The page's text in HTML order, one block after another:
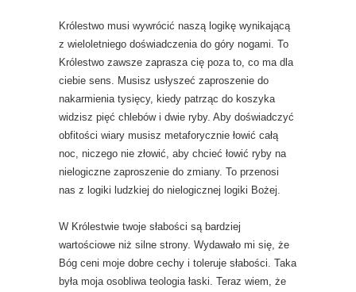
Królestwo musi wywrócić naszą logikę wynikającą
z wieloletniego doświadczenia do góry nogami. To
Królestwo zawsze zaprasza cię poza to, co ma dla
ciebie sens. Musisz usłyszeć zaproszenie do
nakarmienia tysięcy, kiedy patrząc do koszyka
widzisz pięć chlebów i dwie ryby. Aby doświadczyć
obfitości wiary musisz metaforycznie łowić całą
noc, niczego nie złowić, aby chcieć łowić ryby na
nielogiczne zaproszenie do zmiany. To przenosi
nas z logiki ludzkiej do nielogicznej logiki Bożej.
W Królestwie twoje słabości są bardziej
wartościowe niż silne strony. Wydawało mi się, że
Bóg ceni moje dobre cechy i toleruje słabości. Taka
była moja osobliwa teologia łaski. Teraz wiem, że